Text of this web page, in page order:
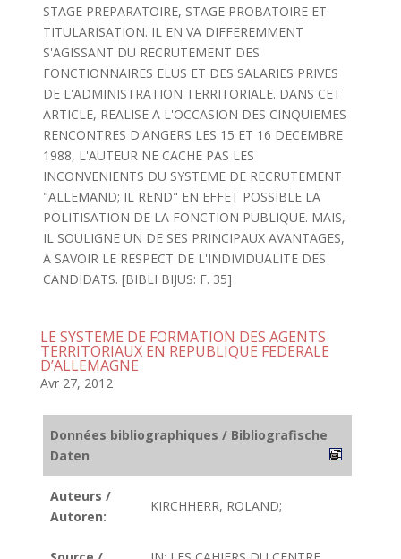
STAGE PREPARATOIRE, STAGE PROBATOIRE ET
TITULARISATION. IL EN VA DIFFEREMMENT
S'AGISSANT DU RECRUTEMENT DES
FONCTIONNAIRES ELUS ET DES SALARIES PRIVES
DE L'ADMINISTRATION TERRITORIALE. DANS CET
ARTICLE, REALISE A L'OCCASION DES CINQUIEMES
RENCONTRES D'ANGERS LES 15 ET 16 DECEMBRE
1988, L'AUTEUR NE CACHE PAS LES
INCONVENIENTS DU SYSTEME DE RECRUTEMENT
"ALLEMAND; IL REND" EN EFFET POSSIBLE LA
POLITISATION DE LA FONCTION PUBLIQUE. MAIS,
IL SOULIGNE UN DE SES PRINCIPAUX AVANTAGES,
A SAVOIR LE RESPECT DE L'INDIVIDUALITE DES
CANDIDATS. [BIBLI BIJUS: F. 35]
LE SYSTEME DE FORMATION DES AGENTS
TERRITORIAUX EN REPUBLIQUE FEDERALE
D’ALLEMAGNE
Avr 27, 2012
Données bibliographiques / Bibliografische
Daten
Auteurs /
Autoren:
KIRCHHERR, ROLAND;